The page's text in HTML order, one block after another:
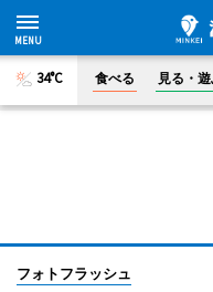
34°C 食べる 見る・
フォトフラッシュ